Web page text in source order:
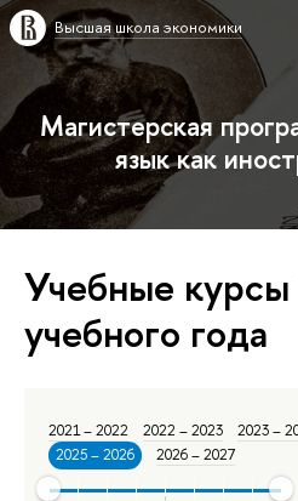
Высшая школа экономики
Магистерская
язык как
Учебные
учебного года
2021 – 2022 2022 – 2023 2023 –
2025 – 2026
2026 – 2027